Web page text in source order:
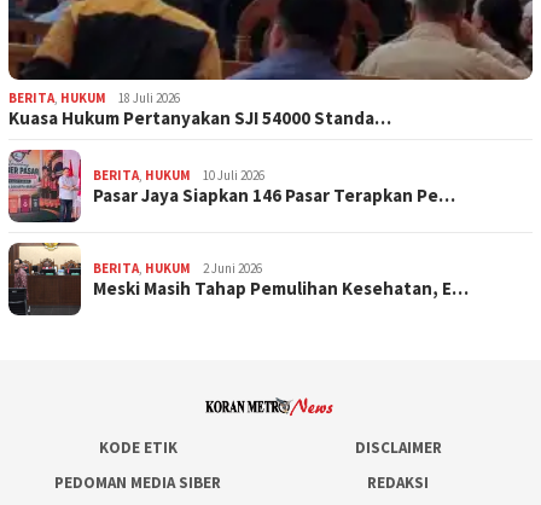
BERITA, HUKUM 18 Juli 2026
Kuasa Hukum Pertanyakan SJI 54000 Standa…
BERITA, HUKUM 10 Juli 2026
Pasar Jaya Siapkan 146 Pasar Terapkan Pe…
BERITA, HUKUM 2 Juni 2026
Meski Masih Tahap Pemulihan Kesehatan, E…
KODE ETIK
DISCLAIMER
PEDOMAN MEDIA SIBER
REDAKSI